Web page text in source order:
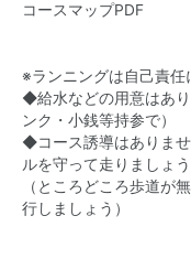
コースマップPDF
※ランニングは自己責
◆給水などの用意はあ
ンク・小銭等持参で）
◆コース誘導はありま
ルを守って走りましょう
（ところどころ歩道が
行しましょう）